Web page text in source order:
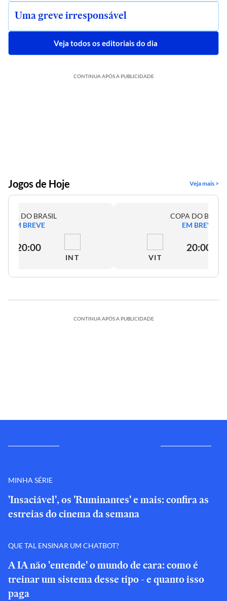
Uma greve irresponsável
Veja todos os editoriais do dia
CONTINUA APÓS A PUBLICIDADE
Jogos de Hoje Veja mais >
DO BRASIL
EM BREVE
20:00
INT
COPA DO
EM BREVE
VIT
20:00
CONTINUA APÓS A PUBLICIDADE
MINHA SÉRIE
'Insaciável', os 'Ruminantes' e mais: confira as
estreias do cinema da semana
QUE TAL ENSINAR UM CHATBOT?
A IA não 'entende' o mundo de cara: como é
treinar um sistema desse tipo - e quanto isso
paga